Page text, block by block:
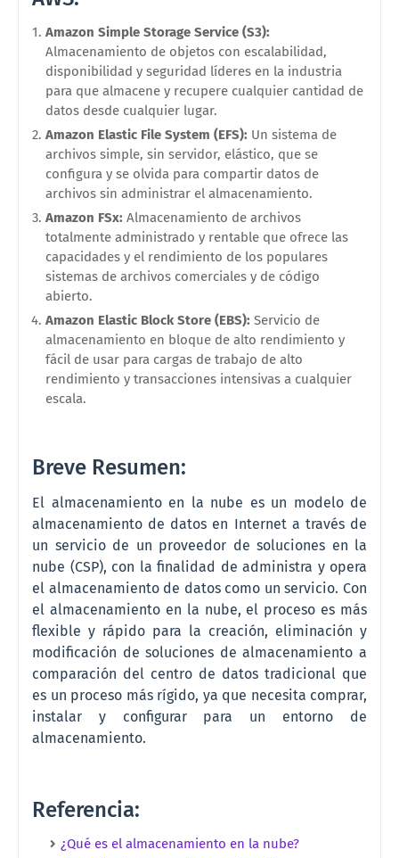
Amazon Simple Storage Service (S3):
Almacenamiento de objetos con escalabilidad,
disponibilidad y seguridad líderes en la industria
para que almacene y recupere cualquier cantidad de
datos desde cualquier lugar.
Amazon Elastic File System (EFS): Un sistema de
archivos simple, sin servidor, elástico, que se
configura y se olvida para compartir datos de
archivos sin administrar el almacenamiento.
Amazon FSx: Almacenamiento de archivos
totalmente administrado y rentable que ofrece las
capacidades y el rendimiento de los populares
sistemas de archivos comerciales y de código
abierto.
Amazon Elastic Block Store (EBS): Servicio de
almacenamiento en bloque de alto rendimiento y
fácil de usar para cargas de trabajo de alto
rendimiento y transacciones intensivas a cualquier
escala.
Breve Resumen:
El almacenamiento en la nube es un modelo de
almacenamiento de datos en Internet a través de
un servicio de un proveedor de soluciones en la
nube (CSP), con la finalidad de administra y opera
el almacenamiento de datos como un servicio. Con
el almacenamiento en la nube, el proceso es más
flexible y rápido para la creación, eliminación y
modificación de soluciones de almacenamiento a
comparación del centro de datos tradicional que
es un proceso más rígido, ya que necesita comprar,
instalar y configurar para un entorno de
almacenamiento.
Referencia:
¿Qué es el almacenamiento en la nube?